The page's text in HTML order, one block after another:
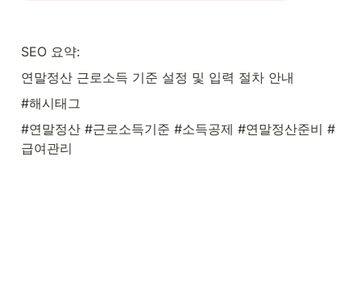
SEO 요약:
연말정산 근로소득 기준 설정 및 입력 절차 안내
#해시태그
#연말정산 #근로소득기준 #소득공제 #연말정산준비 #
급여관리